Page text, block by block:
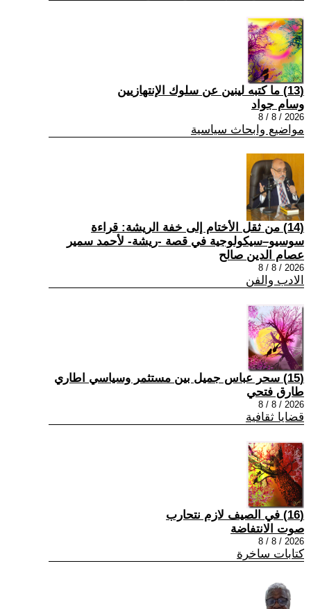
(13) ما كتبه لينين عن سلوك الإنتهازيين
وسام جواد
2026 / 8 / 8
مواضيع وابحاث سياسية
(14) من ثقل الأختام إلى خفة الريشة: قراءة
سوسيو–سيكولوجية في قصة -ريشة- لأحمد سمير
عصام الدين صالح
2026 / 8 / 8
الادب والفن
(15) سحر عباس جميل بين مستثمر وسياسي اطاري
طارق فتحي
2026 / 8 / 8
قضايا ثقافية
(16) في الصيف لازم نتحارب
صوت الانتفاضة
2026 / 8 / 8
كتابات ساخرة